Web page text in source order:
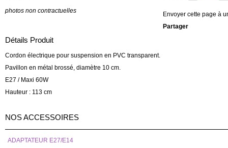
photos non contractuelles
Envoyer cette page à
Partager
Détails Produit
Cordon électrique pour suspension en PVC transparent.
Pavillon en métal brossé, diamètre 10 cm.
E27 / Maxi 60W
Hauteur : 113 cm
NOS ACCESSOIRES
ADAPTATEUR E27/E14